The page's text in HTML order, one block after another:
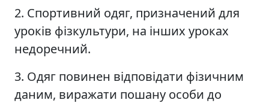
2. Спортивний одяг, призначений для
уроків фізкультури, на інших уроках
недоречний.
3. Одяг повинен відповідати фізичним
даним, виражати пошану особи до